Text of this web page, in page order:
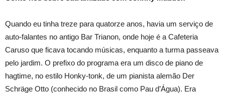
Quando eu tinha treze para quatorze anos, havia um serviço de
auto-falantes no antigo Bar Trianon, onde hoje é a Cafeteria
Caruso que ficava tocando músicas, enquanto a turma passeava
pelo jardim. O prefixo do programa era um disco de piano de
hagtime, no estilo Honky-tonk, de um pianista alemão Der
Schräge Otto (conhecido no Brasil como Pau d’Água). Era